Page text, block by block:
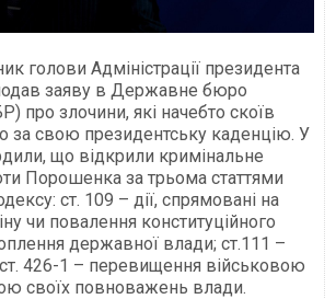
голови Адміністрації президента
заяву в Державне бюро
про злочини, які начебто скоїв
свою президентську каденцію. У
що відкрили кримінальне
Порошенка за трьома статтями
ст. 109 – дії, спрямовані на
чи повалення конституційного
державної влади; ст.111 –
426-1 – перевищення військовою
своїх повноважень влади.